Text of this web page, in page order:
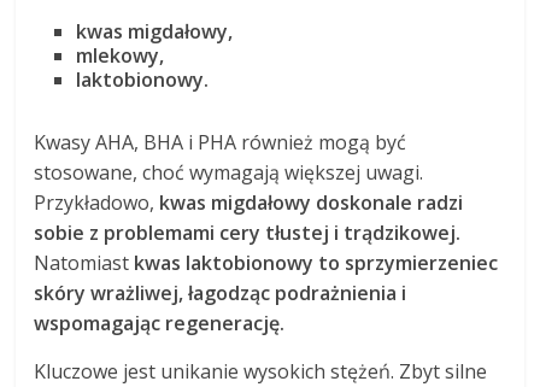
kwas migdałowy,
mlekowy,
laktobionowy.
Kwasy AHA, BHA i PHA również mogą być
stosowane, choć wymagają większej uwagi.
Przykładowo, kwas migdałowy doskonale radzi
sobie z problemami cery tłustej i trądzikowej.
Natomiast kwas laktobionowy to sprzymierzeniec
skóry wrażliwej, łagodząc podrażnienia i
wspomagając regenerację.
Kluczowe jest unikanie wysokich stężeń. Zbyt silne